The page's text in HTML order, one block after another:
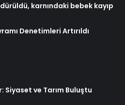
karnındaki bebek kayıp
Denetimleri Artırıldı
Siyaset ve Tarım Buluştu